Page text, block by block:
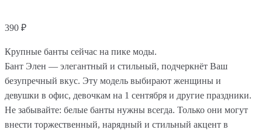
390 ₽
Крупные банты сейчас на пике моды.
Бант Элен — элегантный и стильный, подчеркнёт Ваш
безупречный вкус. Эту модель выбирают женщины и
девушки в офис, девочкам на 1 сентября и другие праздники.
Не забывайте: белые банты нужны всегда. Только они могут
внести торжественный, нарядный и стильный акцент в